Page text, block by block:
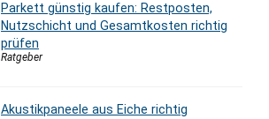
Parkett günstig kaufen: Restposten,
Nutzschicht und Gesamtkosten richtig
prüfen
Ratgeber
Akustikpaneele aus Eiche richtig